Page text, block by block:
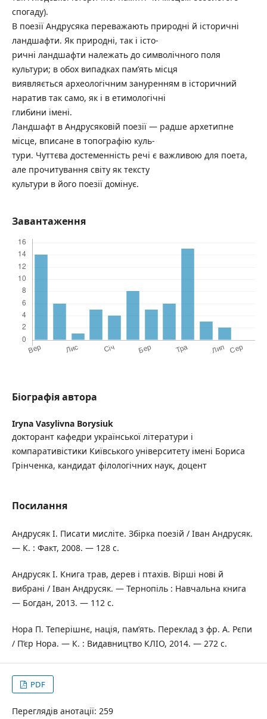
спогаду).
В поезії Андрусяка переважають природні й історичні
ландшафти. Як природні, так і істо-
ричні ландшафти належать до символічного поля
культури; в обох випадках пам’ять місця
виявляється археологічним зануренням в історичний
наратив так само, як і в етимологічні
глибини імені.
Ландшафт в Андрусяковій поезії — радше архетипне
місце, вписане в топографію куль-
тури. Чуттєва достеменність речі є важливою для поета,
але прочитування світу як тексту
культури в його поезії домінує.
Завантаження
Біографія автора
Iryna Vasylivna Borysiuk
докторант кафедри української літератури і
компаративістики Київського університету імені Бориса
Грінченка, кандидат філологічних наук, доцент
Посилання
Андрусяк І. Писати мисліте. Збірка поезій / Іван Андрусяк.
— К. : Факт, 2008. — 128 с.
Андрусяк І. Книга трав, дерев і птахів. Вірші нові й
вибрані / Іван Андрусяк. — Тернопіль : Навчальна книга
— Богдан, 2013. — 112 с.
Нора П. Теперішнє, нація, пам’ять. Переклад з фр. А. Рєпи
/ П’єр Нора. — К. : Видавництво КЛІО, 2014. — 272 с.
PDF
Переглядів анотації: 259